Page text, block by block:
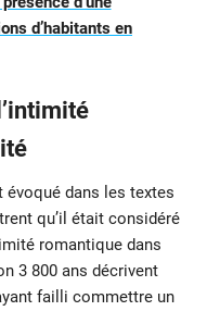
d’habitants en
évoqué dans les textes
qu’il était considéré
romantique dans
3 800 ans décrivent
failli commettre un